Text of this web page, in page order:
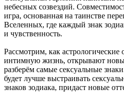
небесных созвездий.
игра, основанная на таинстве
Вселенных, где каждый знак
и чувственность.
Рассмотрим, как астрологические
интимную жизнь, открывают
разберём самые сексуальные
будет лучше выстраивать
знаков зодиака, придаст новые